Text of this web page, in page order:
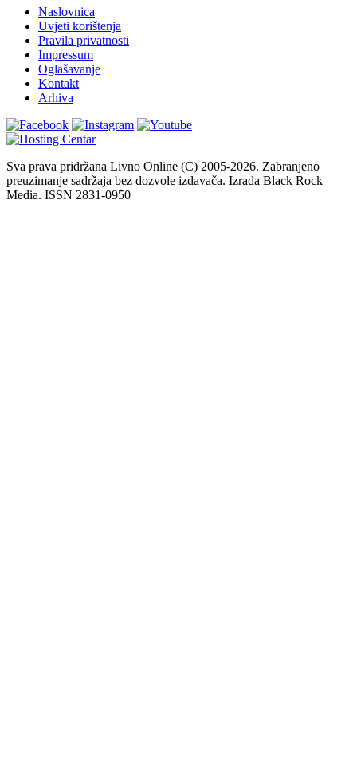
Naslovnica
Uvjeti korištenja
Pravila privatnosti
Impressum
Oglašavanje
Kontakt
Arhiva
Sva prava pridržana Livno Online (C) 2005-2026. Zabranjeno
preuzimanje sadržaja bez dozvole izdavača. Izrada Black Rock
Media. ISSN 2831-0950